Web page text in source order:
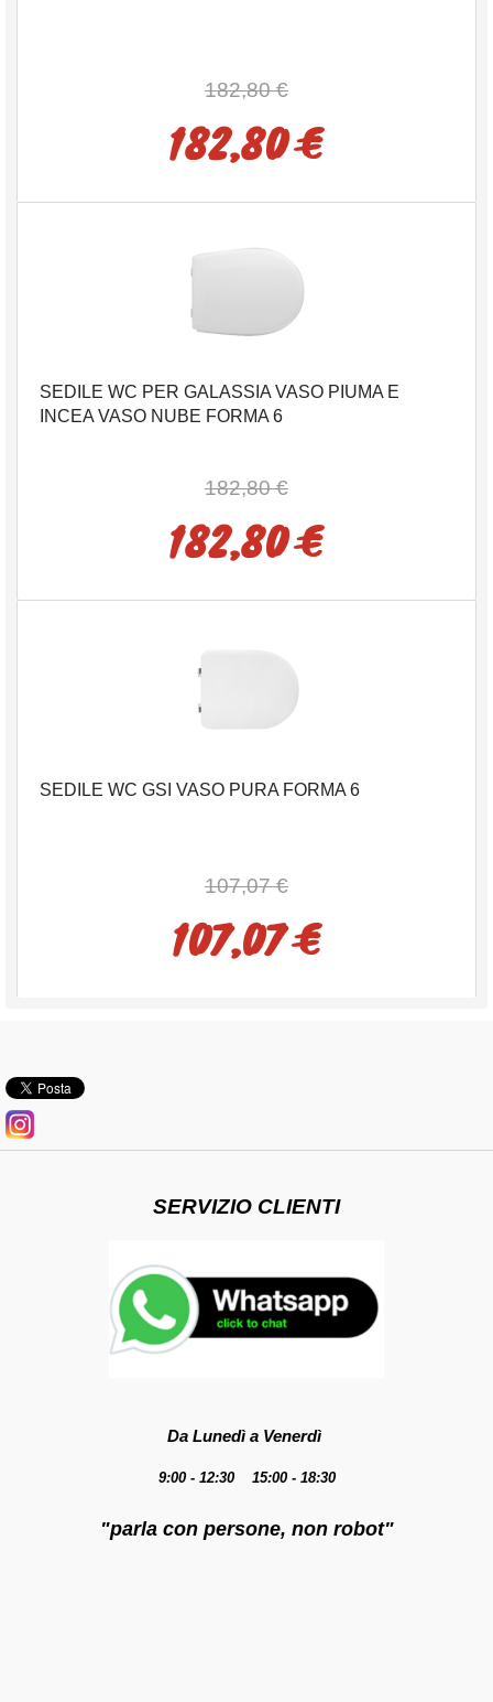
182,80 €
182,80 €
SEDILE WC PER GALASSIA VASO PIUMA E
INCEA VASO NUBE FORMA 6
182,80 €
182,80 €
SEDILE WC GSI VASO PURA FORMA 6
107,07 €
107,07 €
SERVIZIO CLIENTI
Da Lunedì a Venerdì
9:00 - 12:30 15:00 - 18:30
"parla con persone, non robot"